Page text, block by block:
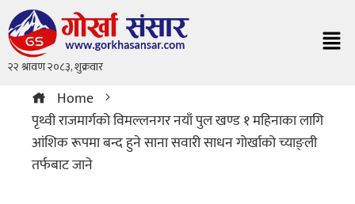
Home
पृथ्वी राजमार्गको विमल्लनगर नयाँ पुल खण्ड १ महिनाका लागि
आंशिक रूपमा बन्द हुने साना सवारी साधन गोर्खाको च्याङ्ली
तर्फबाट जाने